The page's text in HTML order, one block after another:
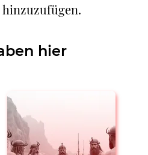
hinzuzufügen.
hier